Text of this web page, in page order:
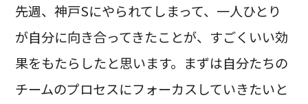
先週、神戸Sにやられてしまって、一人ひとり
が自分に向き合ってきたことが、すごくいい効
果をもたらしたと思います。まずは自分たちの
チームのプロセスにフォーカスしていきたいと